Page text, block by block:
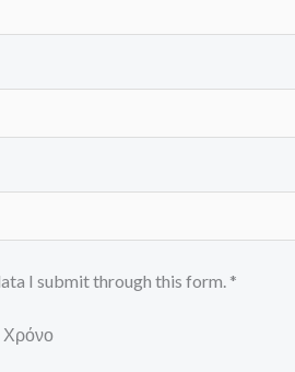
I submit through this form. *
Χρόνο